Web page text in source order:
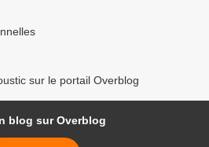
sur le portail Overblog
blog sur Overblog